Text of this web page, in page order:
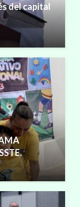
del capital